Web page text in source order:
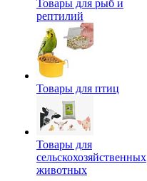
Товары для рыб и
рептилий
Товары для птиц
Товары для
сельскохозяйственных
животных